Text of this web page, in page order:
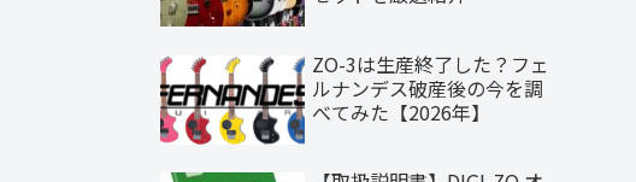
ZO-3は生産終了した？フェ
ルナンデス破産後の今を調
べてみた【2026年】